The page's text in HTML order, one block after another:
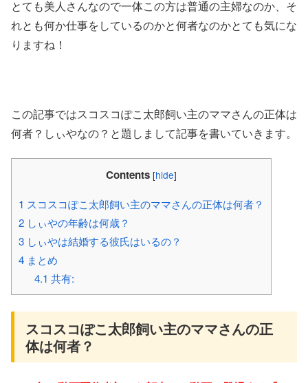
とても美人さんなので一体この方は普通の主婦なのか、そ
れとも何か仕事をしているのかと何者なのかとても気にな
りますね！
この記事ではスコスコぽこ太郎飼い主のママさんの正体は
何者？しぃやなの？と題しまして記事を書いていきます。
Contents [hide]
1 スコスコぽこ太郎飼い主のママさんの正体は何者？
2 しぃやの年齢は何歳？
3 しぃやは結婚する彼氏はいるの？
4 まとめ
4.1 共有:
スコスコぽこ太郎飼い主のママさんの正
体は何者？